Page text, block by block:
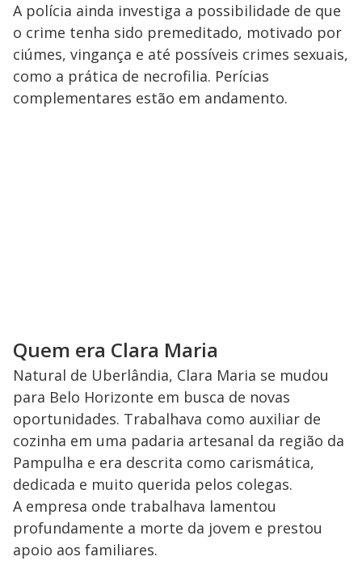
A polícia ainda investiga a possibilidade de que
o crime tenha sido premeditado, motivado por
ciúmes, vingança e até possíveis crimes sexuais,
como a prática de necrofilia. Perícias
complementares estão em andamento.
Quem era Clara Maria
Natural de Uberlândia, Clara Maria se mudou
para Belo Horizonte em busca de novas
oportunidades. Trabalhava como auxiliar de
cozinha em uma padaria artesanal da região da
Pampulha e era descrita como carismática,
dedicada e muito querida pelos colegas.
A empresa onde trabalhava lamentou
profundamente a morte da jovem e prestou
apoio aos familiares.